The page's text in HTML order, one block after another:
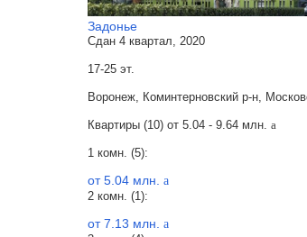
Задонье
Сдан 4 квартал, 2020
17-25 эт.
Воронеж, Коминтерновский р-н,
Квартиры (10) от 5.04 - 9.64 млн. a
1 комн. (5):
от 5.04 млн. a
2 комн. (1):
от 7.13 млн. a